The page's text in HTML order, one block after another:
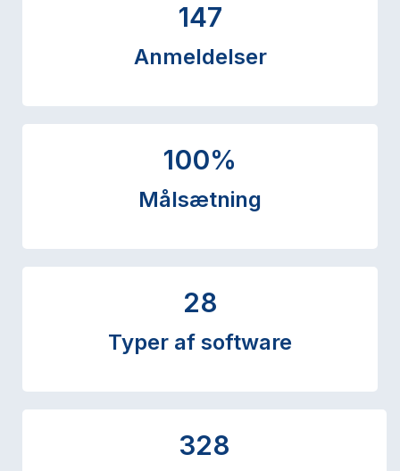
Anmeldelser
147
Målsætning
100%
Typer af software
28
328